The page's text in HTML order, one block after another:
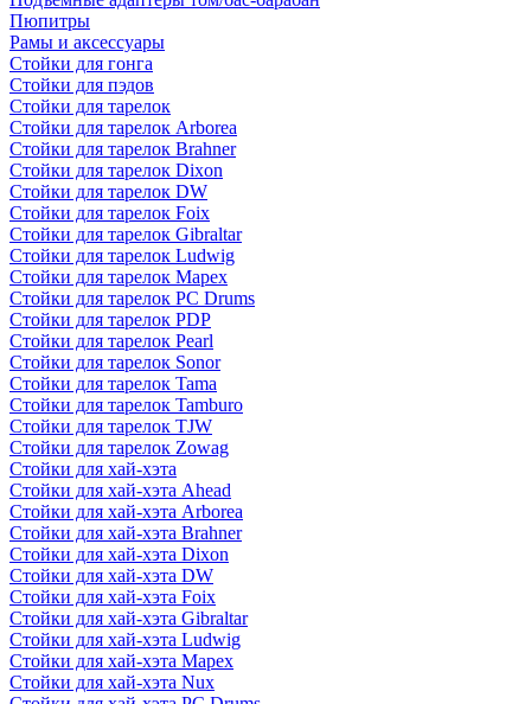
Пюпитры
Рамы и аксессуары
Стойки для гонга
Стойки для пэдов
Стойки для тарелок
Стойки для тарелок Arborea
Стойки для тарелок Brahner
Стойки для тарелок Dixon
Стойки для тарелок DW
Стойки для тарелок Foix
Стойки для тарелок Gibraltar
Стойки для тарелок Ludwig
Стойки для тарелок Mapex
Стойки для тарелок PC Drums
Стойки для тарелок PDP
Стойки для тарелок Pearl
Стойки для тарелок Sonor
Стойки для тарелок Tama
Стойки для тарелок Tamburo
Стойки для тарелок TJW
Стойки для тарелок Zowag
Стойки для хай-хэта
Стойки для хай-хэта Ahead
Стойки для хай-хэта Arborea
Стойки для хай-хэта Brahner
Стойки для хай-хэта Dixon
Стойки для хай-хэта DW
Стойки для хай-хэта Foix
Стойки для хай-хэта Gibraltar
Стойки для хай-хэта Ludwig
Стойки для хай-хэта Mapex
Стойки для хай-хэта Nux